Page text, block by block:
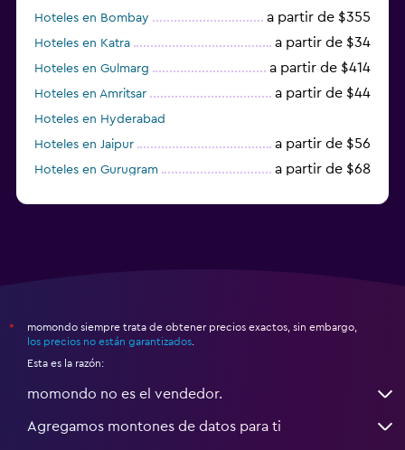
Hoteles en Bombay a partir de $355
Hoteles en Katra a partir de $34
Hoteles en Gulmarg a partir de $414
Hoteles en Amritsar a partir de $44
Hoteles en Hyderabad
Hoteles en Jaipur
a partir de $56
Hoteles en Gurugram a partir de $68
*
momondo siempre trata de obtener precios exactos, sin embargo,
los precios no están garantizados
Esta es la razón:
momondo no es el vendedor.
Agregamos montones de datos para ti